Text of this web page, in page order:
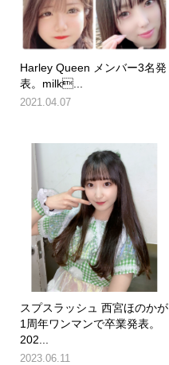
Harley Queen メンバー3名発
表。milk...
2021.04.07
スプスラッシュ 西宮ほのかが
1周年ワンマンで卒業発表。
202...
2023.06.11